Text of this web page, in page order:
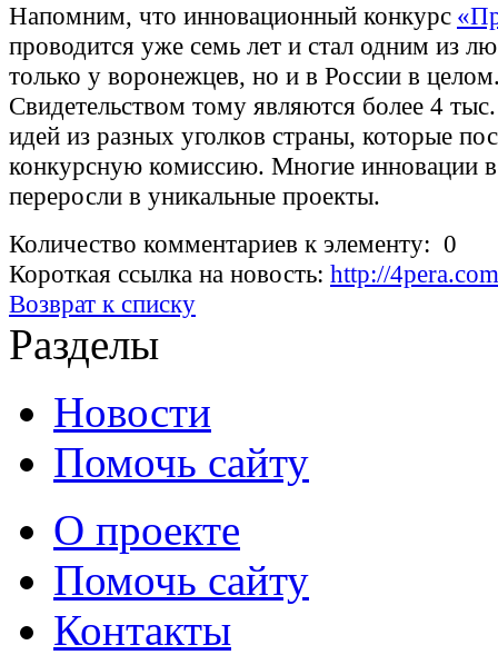
Напомним, что инновационный конкурс
проводится уже семь лет и стал одним из
только у воронежцев, но и в России в
Свидетельством тому являются более 4
идей из разных уголков страны, которые
конкурсную комиссию. Многие инновации в
переросли в уникальные проекты.
Количество комментариев к элементу: 0
Короткая ссылка на новость: http://
Возврат к списку
Разделы
Новости
Помочь сайту
О проекте
Помочь сайту
Контакты